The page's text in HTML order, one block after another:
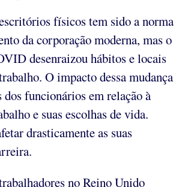
físicos tem sido a norma
da corporação moderna, mas o
desenraizou hábitos e locais
O impacto dessa mudança
dos funcionários em relação à
e suas escolhas de vida.
drasticamente as suas
no Reino Unido